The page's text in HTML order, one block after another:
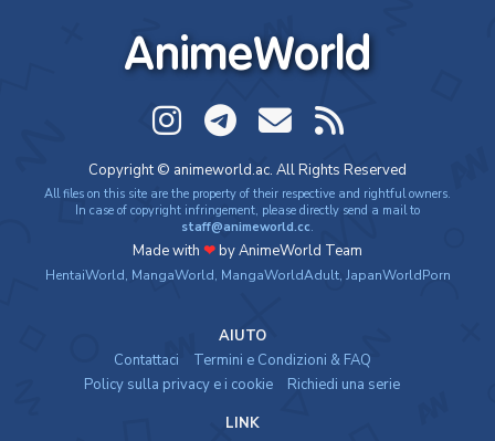
AnimeWorld
Copyright © animeworld.ac. All Rights Reserved
All files on this site are the property of their respective and rightful owners.
In case of copyright infringement, please directly send a mail to
staff@animeworld.cc.
Made with ❤by AnimeWorld Team
HentaiWorld, MangaWorld, MangaWorldAdult, JapanWorldPorn
AIUTO
Contattaci
Termini e Condizioni & FAQ
Policy sulla privacy e i cookie
Richiedi una serie
LINK